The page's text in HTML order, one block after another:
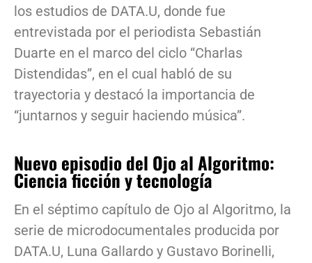
los estudios de DATA.U, donde fue
entrevistada por el periodista Sebastián
Duarte en el marco del ciclo “Charlas
Distendidas”, en el cual habló de su
trayectoria y destacó la importancia de
“juntarnos y seguir haciendo música”.
Nuevo episodio del Ojo al Algoritmo:
Ciencia ficción y tecnología
En el séptimo capítulo de Ojo al Algoritmo, la
serie de microdocumentales producida por
DATA.U, Luna Gallardo y Gustavo Borinelli,